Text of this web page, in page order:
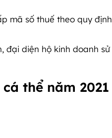
mã số thuế theo quy định
đại diện hộ kinh doanh sử
thể năm 2021